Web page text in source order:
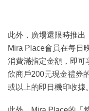
此外，廣場還限時推出
Mira Place會員在每日
消費滿指定金額，即可
飲商戶200元現金禮券
或以上的即日機印收據。